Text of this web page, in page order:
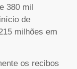
380 mil
de
milhões em
os recibos